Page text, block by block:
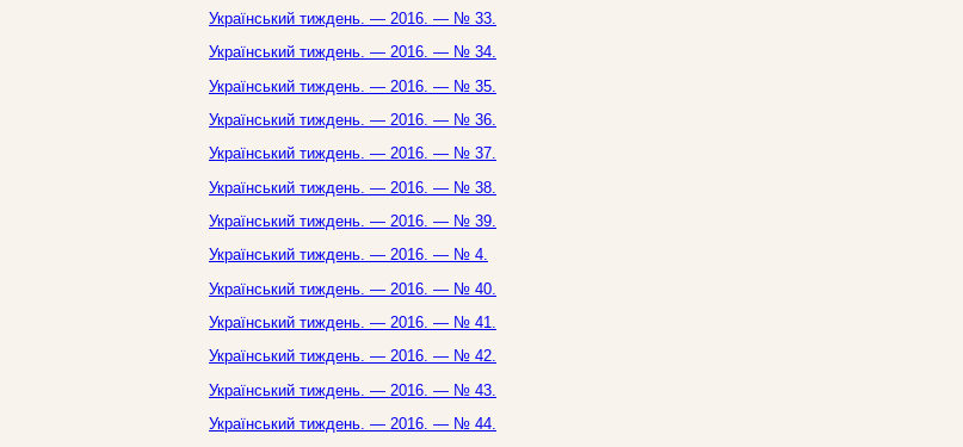
Український тиждень. — 2016. — № 33.
Український тиждень. — 2016. — № 34.
Український тиждень. — 2016. — № 35.
Український тиждень. — 2016. — № 36.
Український тиждень. — 2016. — № 37.
Український тиждень. — 2016. — № 38.
Український тиждень. — 2016. — № 39.
Український тиждень. — 2016. — № 4.
Український тиждень. — 2016. — № 40.
Український тиждень. — 2016. — № 41.
Український тиждень. — 2016. — № 42.
Український тиждень. — 2016. — № 43.
Український тиждень. — 2016. — № 44.